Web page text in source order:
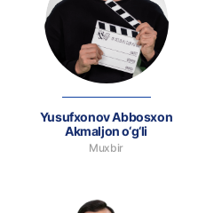
Yusufxonov Abbosxon
Akmaljon o‘g‘li
Muxbir